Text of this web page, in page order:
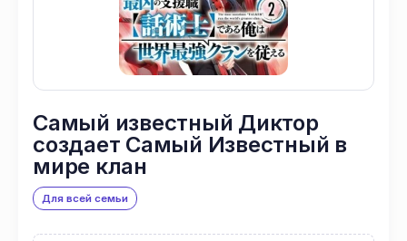
Самый известный Диктор
создает Самый Известный в
мире клан
Для всей семьи